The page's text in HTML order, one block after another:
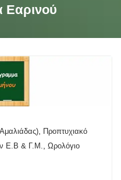
Εαρινού
Προπτυχιακό
Ε.Β & Γ.Μ. Ωρολόγιο